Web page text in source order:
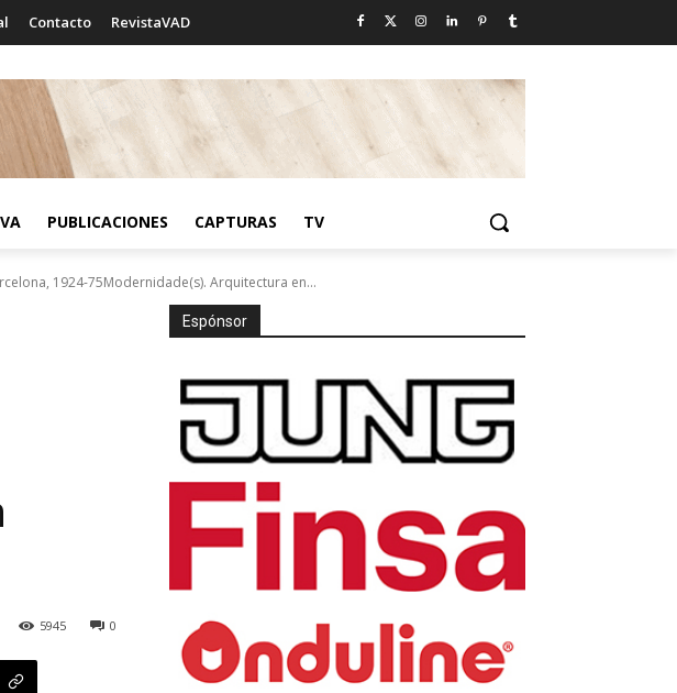
Contacto RevistaVAD
PUBLICACIONES CAPTURAS TV
1924-75Modernidade(s). Arquitectura en...
0
5945
Espónsor